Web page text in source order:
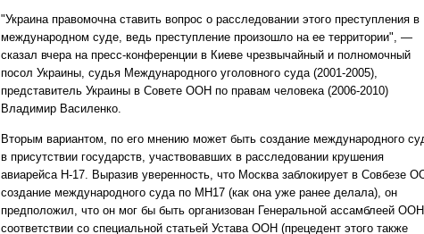
"Украина правомочна ставить вопрос о расследовании этого преступления в
международном суде, ведь преступление произошло на ее территории", —
сказал вчера на пресс-конференции в Киеве чрезвычайный и полномочный
посол Украины, судья Международного уголовного суда (2001-2005),
представитель Украины в Совете ООН по правам человека (2006-2010)
Владимир Василенко.
Вторым вариантом, по его мнению может быть создание международного
в присутствии государств, участвовавших в расследовании крушения
авиарейса Н-17. Выразив уверенность, что Москва заблокирует в Совбезе
создание международного суда по MH17 (как она уже ранее делала), он
предположил, что он мог бы быть организован Генеральной ассамблеей
соответствии со специальной статьей Устава ООН (прецедент этого также